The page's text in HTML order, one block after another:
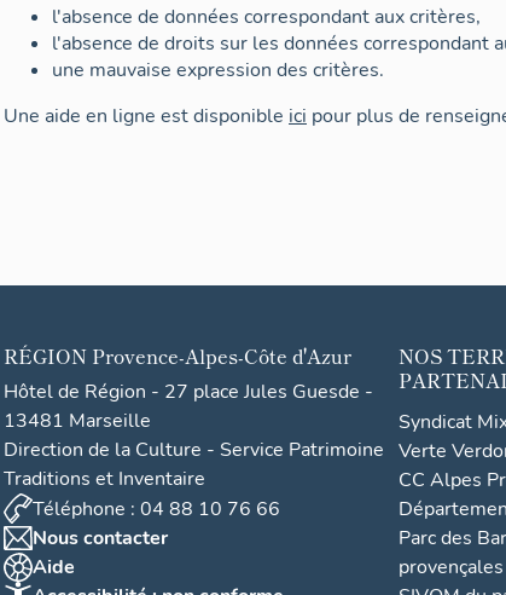
l'absence de données correspondant aux critères,
l'absence de droits sur les données correspondant
une mauvaise expression des critères.
Une aide en ligne est disponible ici pour plus de
RÉGION Provence-Alpes-Côte d'Azur
Hôtel de Région - 27 place Jules Guesde -
13481 Marseille
Direction de la Culture - Service Patrimoine
Traditions et Inventaire
Téléphone : 04 88 10 76 66
Nous contacter
Aide
NOS
Syndicat
Verte
CC Alpes
Parc des
provençales